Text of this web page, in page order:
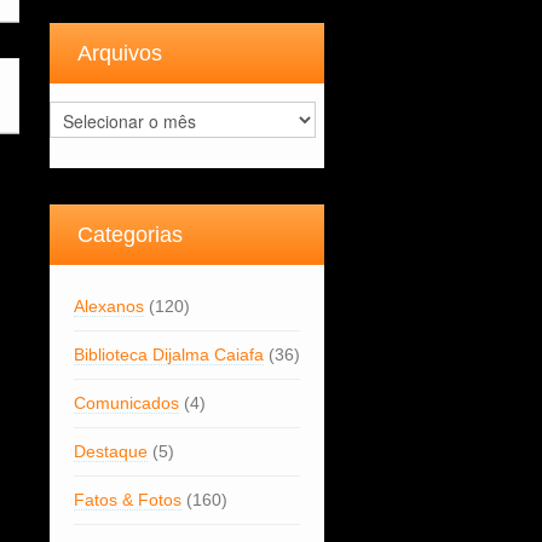
Arquivos
Arquivos
Categorias
Alexanos(120)
Biblioteca Dijalma Caiafa(36)
Comunicados(4)
Destaque(5)
Fatos & Fotos(160)